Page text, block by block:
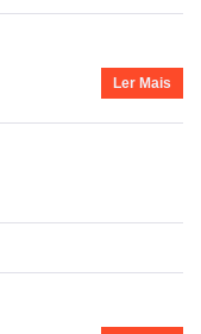
Ler Mais